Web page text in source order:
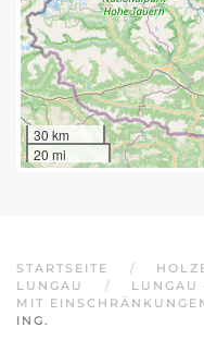
30 km
20 mi
STARTSEITE
LUNGAU
LUNGAU
MIT
ING.